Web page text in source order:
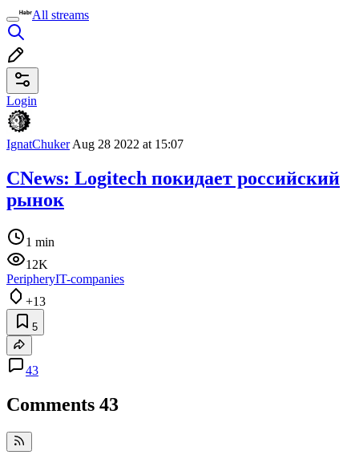
All streams
Login
IgnatChukerAug 28 2022 at 15:07
CNews: Logitech покидает российский
рынок
1 min
12K
PeripheryIT-companies
+13
5
43
Comments 43